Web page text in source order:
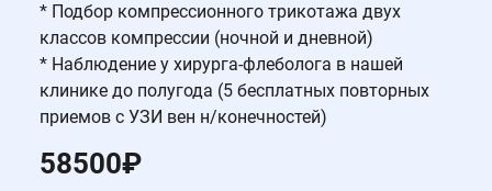
* Подбор компрессионного трикотажа двух
классов компрессии (ночной и дневной)
* Наблюдение у хирурга-флеболога в нашей
клинике до полугода (5 бесплатных повторных
приемов с УЗИ вен н/конечностей)
58500₽